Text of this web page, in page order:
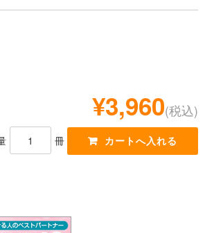
¥3,960(税込)
冊